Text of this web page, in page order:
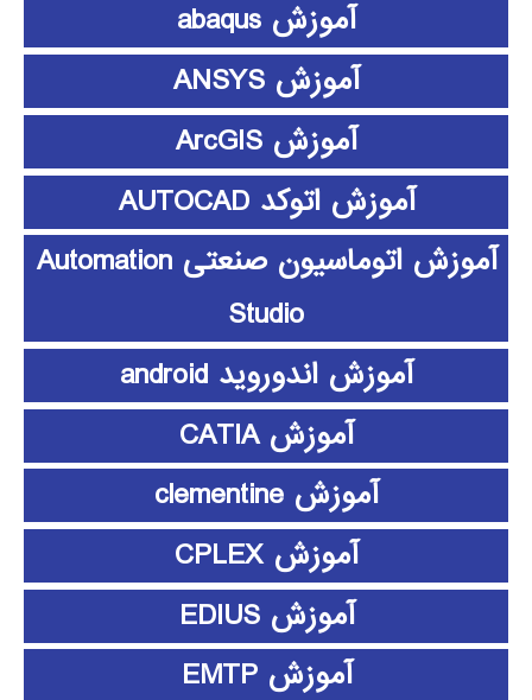
آموزش abaqus
آموزش ANSYS
آموزش ArcGIS
آموزش اتوکد AUTOCAD
آموزش اتوماسیون صنعتی Automation
Studio
آموزش اندوروید android
آموزش CATIA
آموزش clementine
آموزش CPLEX
آموزش EDIUS
آموزش EMTP